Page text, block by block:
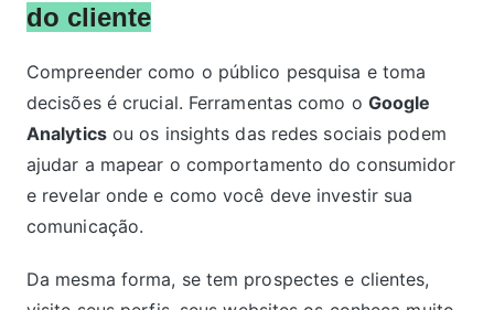
do cliente
Compreender como o público pesquisa e toma
decisões é crucial. Ferramentas como o Google
Analyticsou os insights das redes sociais podem
ajudar a mapear o comportamento do consumidor
e revelar onde e como você deve investir sua
comunicação.
Da mesma forma, se tem prospectes e clientes,